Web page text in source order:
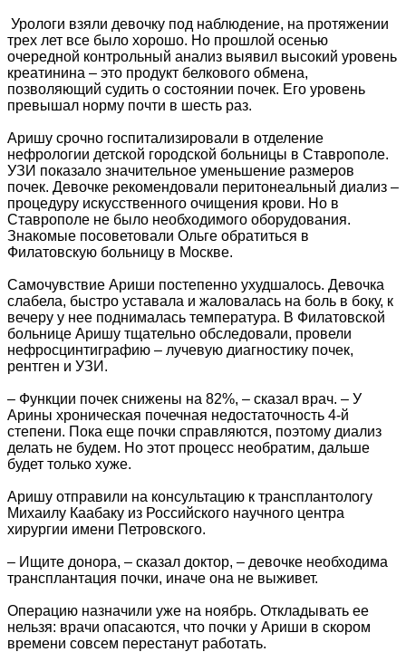
Урологи взяли девочку под наблюдение, на протяжении
трех лет все было хорошо. Но прошлой осенью
очередной контрольный анализ выявил высокий уровень
креатинина – это продукт белкового обмена,
позволяющий судить о состоянии почек. Его уровень
превышал норму почти в шесть раз.
Аришу срочно госпитализировали в отделение
нефрологии детской городской больницы в Ставрополе.
УЗИ показало значительное уменьшение размеров
почек. Девочке рекомендовали перитонеальный диализ –
процедуру искусственного очищения крови. Но в
Ставрополе не было необходимого оборудования.
Знакомые посоветовали Ольге обратиться в
Филатовскую больницу в Москве.
Самочувствие Ариши постепенно ухудшалось. Девочка
слабела, быстро уставала и жаловалась на боль в боку, к
вечеру у нее поднималась температура. В Филатовской
больнице Аришу тщательно обследовали, провели
нефросцинтиграфию – лучевую диагностику почек,
рентген и УЗИ.
– Функции почек снижены на 82%, – сказал врач. – У
Арины хроническая почечная недостаточность 4-й
степени. Пока еще почки справляются, поэтому диализ
делать не будем. Но этот процесс необратим, дальше
будет только хуже.
Аришу отправили на консультацию к трансплантологу
Михаилу Каабаку из Российского научного центра
хирургии имени Петровского.
– Ищите донора, – сказал доктор, – девочке необходима
трансплантация почки, иначе она не выживет.
Операцию назначили уже на ноябрь. Откладывать ее
нельзя: врачи опасаются, что почки у Ариши в скором
времени совсем перестанут работать.